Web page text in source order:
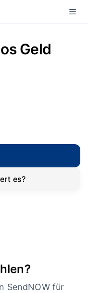
Geld
es?
SendNOW für